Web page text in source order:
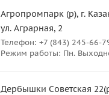
Агропромпарк (р), г.
ул. Аграрная, 2
Телефон: +7 (843) 245-66-
Режим работы: Пн.
Дербышки Советская